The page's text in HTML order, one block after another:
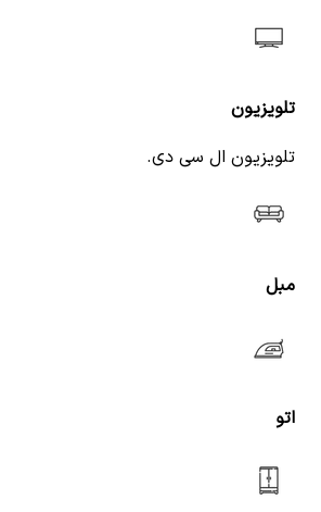
تلویزیون
تلویزیون ال سی دی.
مبل
اتو